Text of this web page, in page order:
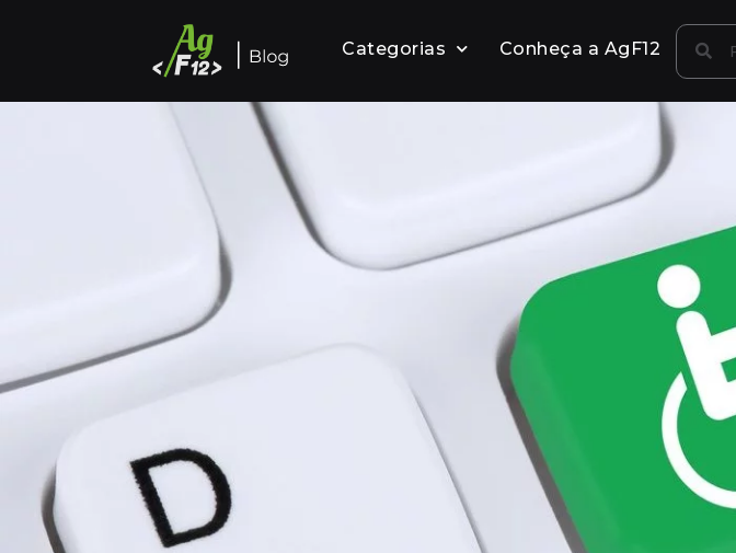
Categorias Conheça a AgF12